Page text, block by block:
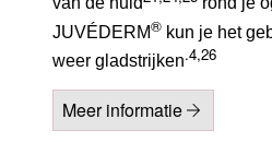
JUVÉDERM® kun je het
weer gladstrijken.4,26
Meer informatie